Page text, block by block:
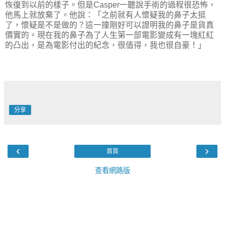
恢復到以前的樣子。但是Casper一聽說手術的過程很恐怖，
他馬上就放棄了。他說：「之前就有人懷疑我的鼻子太挺
了，懷疑是不是做的？這一撞剛好可以證明我的鼻子是貨真
價實的。現在我的鼻子為了人生第一部電影變成有一塊紅紅
的凸出，是為電影付出的紀念，很值得，我也很自豪！」
分享
‹ ›
首頁
查看網路版